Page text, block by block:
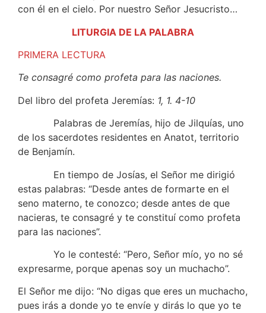
con él en el cielo. Por nuestro Señor Jesucristo…
LITURGIA DE LA PALABRA
PRIMERA LECTURA
Te consagré como profeta para las naciones.
Del libro del profeta Jeremías: 1, 1. 4-10
Palabras de Jeremías, hijo de Jilquías, uno
de los sacerdotes residentes en Anatot, territorio
de Benjamín.
En tiempo de Josías, el Señor me dirigió
estas palabras: “Desde antes de formarte en el
seno materno, te conozco; desde antes de que
nacieras, te consagré y te constituí como profeta
para las naciones”.
Yo le contesté: “Pero, Señor mío, yo no sé
expresarme, porque apenas soy un muchacho”.
El Señor me dijo: “No digas que eres un muchacho,
pues irás a donde yo te envíe y dirás lo que yo te